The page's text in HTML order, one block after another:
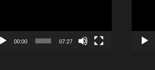
00:00 07:27